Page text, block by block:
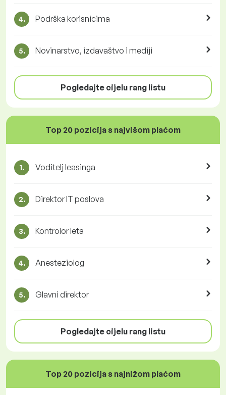
4. Podrška korisnicima
5. Novinarstvo, izdavaštvo i mediji
Pogledajte cijelu rang listu
Top 20 pozicija s najvišom plaćom
1. Voditelj leasinga
2. Direktor IT poslova
3. Kontrolor leta
4. Anesteziolog
5. Glavni direktor
Pogledajte cijelu rang listu
Top 20 pozicija s najnižom plaćom